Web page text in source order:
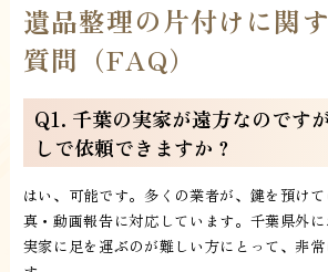
遺品整理の片付けに関
質問（FAQ）
Q1. 千葉の実家が遠方なのです
しで依頼できますか？
はい、可能です。多くの業者が、鍵を預け
真・動画報告に対応しています。千葉県外
実家に足を運ぶのが難しい方にとって、非